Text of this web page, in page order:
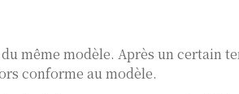
même modèle. Après un certain
conforme au modèle.